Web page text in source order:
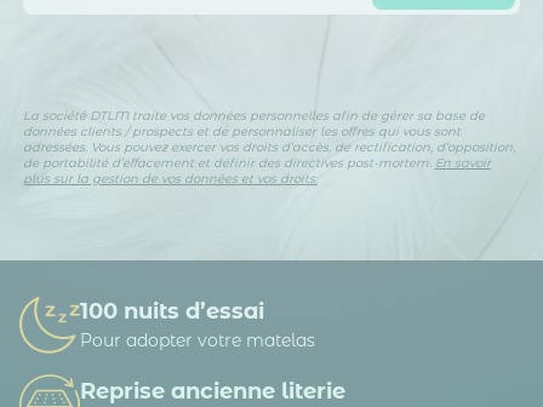
Notre plateforme vous permet d'adapter et de gérer vos
La société DTLM traite vos données personnelles afin de gérer sa base de
données clients / prospects et de personnaliser les offres qui vous sont
adressées. Vous pouvez exercer vos droits d’accès, de rectification, d’opposition,
de portabilité d’effacement et définir des directives post-mortem. En savoir
plus sur la gestion de vos données et vos droits.
100 nuits d’essai
Pour adopter votre matelas
Reprise ancienne literie